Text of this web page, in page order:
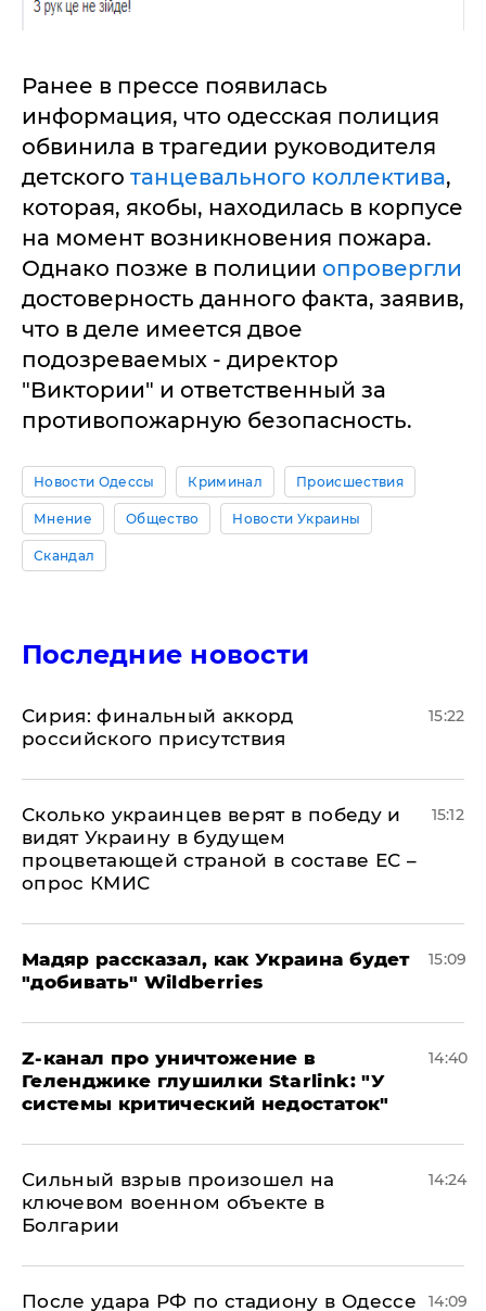
Ранее в прессе появилась
информация, что одесская полиция
обвинила в трагедии руководителя
детского танцевального коллектива,
которая, якобы, находилась в корпусе
на момент возникновения пожара.
Однако позже в полиции опровергли
достоверность данного факта, заявив,
что в деле имеется двое
подозреваемых - директор
"Виктории" и ответственный за
противопожарную безопасность.
Новости Одессы Криминал Происшествия
Мнение Общество Новости Украины
Скандал
Последние новости
​Сирия: финальный аккорд
российского присутствия
15:22
Сколько украинцев верят в победу и
видят Украину в будущем
процветающей страной в составе ЕС –
опрос КМИС
15:12
Мадяр рассказал, как Украина будет
"добивать" Wildberries
15:09
Z-канал про уничтожение в
Геленджике глушилки Starlink: "У
системы критический недостаток"
14:40
Сильный взрыв произошел на
ключевом военном объекте в
Болгарии
14:24
После удара РФ по стадиону в Одессе 14:09